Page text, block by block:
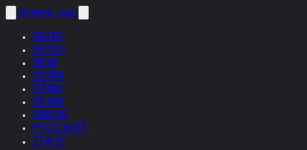
helnwein .com
ENGLISH
DEUTSCH
POLSKI
ESPAÑOL
ČEŠTINA
ITALIANO
FRANÇAIS
РУССКИЙ
日本語